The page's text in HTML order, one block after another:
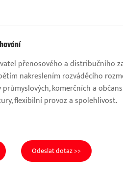
přenosového a distribučního
nakreslením rozváděcího
komerčních a
flexibilní provoz a spolehlivost.
Odeslat dotaz >>